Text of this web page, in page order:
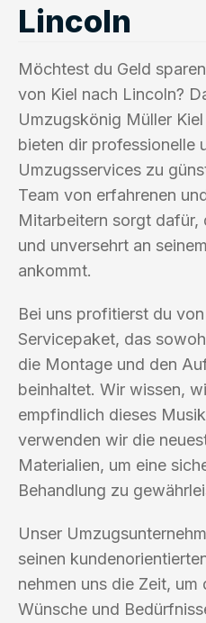
Lincoln
Möchtest du Geld
von Kiel nach Lincoln?
Umzugskönig Müller
bieten dir professionelle
Umzugsservices zu
Team von erfahrenen
Mitarbeitern sorgt dafür,
und unversehrt an
ankommt.
Bei uns profitierst du
Servicepaket, das
die Montage und den
beinhaltet. Wir wissen,
empfindlich dieses
verwenden wir die
Materialien, um eine
Behandlung zu
Unser
seinen
nehmen uns die Zeit, um
Wünsche und